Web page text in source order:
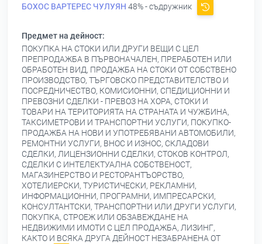
БОХОС ВАРТЕРЕС ЧУЛУЯН 48% - съдружник
Предмет на дейност:
ПОКУПКА НА СТОКИ ИЛИ ДРУГИ ВЕЩИ С ЦЕЛ
ПРЕПРОДАЖБА В ПЪРВОНАЧАЛЕН, ПРЕРАБОТЕН ИЛИ
ОБРАБОТЕН ВИД, ПРОДАЖБА НА СТОКИ ОТ СОБСТВЕНО
ПРОИЗВОДСТВО, ТЪРГОВСКО ПРЕДСТАВИТЕЛСТВО И
ПОСРЕДНИЧЕСТВО, КОМИСИОННИ, СПЕДИЦИОННИ И
ПРЕВОЗНИ СДЕЛКИ - ПРЕВОЗ НА ХОРА, СТОКИ И
ТОВАРИ НА ТЕРИТОРИЯТА НА СТРАНАТА И ЧУЖБИНА,
ТАКСИМЕТРОВИ И ТРАНСПОРТНИ УСЛУГИ, ПОКУПКО-
ПРОДАЖБА НА НОВИ И УПОТРЕБЯВАНИ АВТОМОБИЛИ,
РЕМОНТНИ УСЛУГИ, ВНОС И ИЗНОС, СКЛАДОВИ
СДЕЛКИ, ЛИЦЕНЗИОННИ СДЕЛКИ, СТОКОВ КОНТРОЛ,
СДЕЛКИ С ИНТЕЛЕКТУАЛНА СОБСТВЕНОСТ,
МАГАЗИНЕРСТВО И РЕСТОРАНТЪОРСТВО,
ХОТЕЛИЕРСКИ, ТУРИСТИЧЕСКИ, РЕКЛАМНИ,
ИНФОРМАЦИОННИ, ПРОГРАМНИ, ИМПРЕСАРСКИ,
КОНСУЛТАНТСКИ, ТРАНСПОРТНИ ИЛИ ДРУГИ УСЛУГИ,
ПОКУПКА, СТРОЕЖ ИЛИ ОБЗАВЕЖДАНЕ НА
НЕДВИЖИМИ ИМОТИ С ЦЕЛ ПРОДАЖБА, ЛИЗИНГ,
КАКТО И ВСЯКА ДРУГА ДЕЙНОСТ НЕЗАБРАНЕНА ОТ